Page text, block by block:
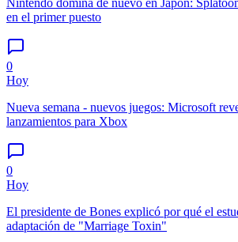
en el primer puesto
0
Hoy
Nueva semana - nuevos juegos: Microsoft
lanzamientos para Xbox
0
Hoy
El presidente de Bones explicó por qué el
adaptación de "Marriage Toxin"